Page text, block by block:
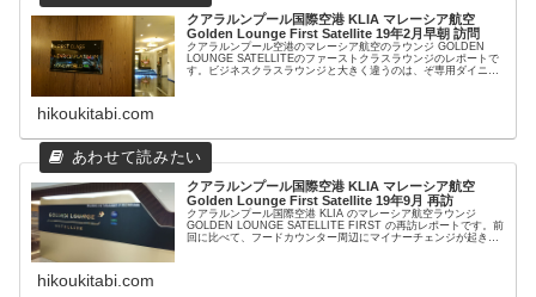
クアラルンプール国際空港 KLIA マレーシア航空
Golden Lounge First Satellite 19年2月早朝 訪問
クアラルンプール空港のマレーシア航空のラウンジ GOLDEN
LOUNGE SATELLITEのファーストクラスラウンジのレポートで
す。ビジネスクラスラウンジと大きく違うのは、ぞ専用ダイニン
hikoukitabi.com
クアラルンプール国際空港 KLIA マレーシア航空
Golden Lounge First Satellite 19年9月 再訪
クアラルンプール国際空港 KLIA のマレーシア航空ラウンジ
GOLDEN LOUNGE SATELLITE FIRST の再訪レポートです。前
回に比べて、フードカウンター周辺にマイナーチェンジが起きて
hikoukitabi.com